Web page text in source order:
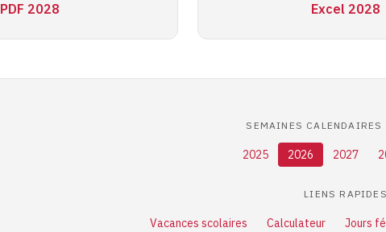
PDF 2028 Excel 2028
SEMAINES CALENDAIRES
2025 2026 2027
LIENS RAPIDES
Vacances scolaires Calculateur Jours